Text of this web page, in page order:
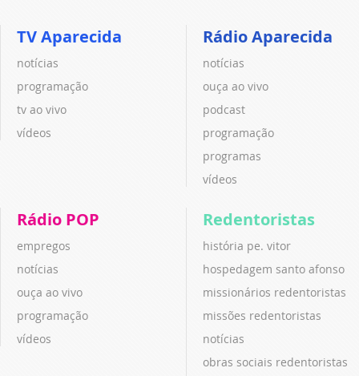
TV Aparecida
notícias
programação
tv ao vivo
vídeos
Rádio Aparecida
notícias
ouça ao vivo
podcast
programação
programas
vídeos
Rádio POP
empregos
notícias
ouça ao vivo
programação
vídeos
Redentoristas
história pe. vitor
hospedagem santo afonso
missionários redentoristas
missões redentoristas
notícias
obras sociais redentoristas